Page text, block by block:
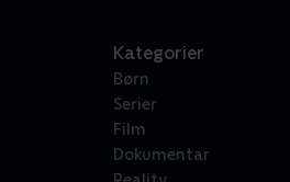
Kategorier
Børn
Serier
Film
Dokumentar